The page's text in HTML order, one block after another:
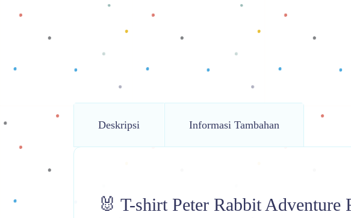
Deskripsi Informasi Tambahan
🐰 T-shirt Peter Rabbit